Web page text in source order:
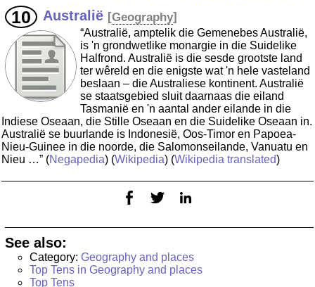
Australië [Geography]
“Australië, amptelik die Gemenebes Australië,
is 'n grondwetlike monargie in die Suidelike
Halfrond. Australië is die sesde grootste land
ter wêreld en die enigste wat 'n hele vasteland
beslaan – die Australiese kontinent. Australië
se staatsgebied sluit daarnaas die eiland
Tasmanië en 'n aantal ander eilande in die
Indiese Oseaan, die Stille Oseaan en die Suidelike Oseaan in.
Australië se buurlande is Indonesië, Oos-Timor en Papoea-
Nieu-Guinee in die noorde, die Salomonseilande, Vanuatu en
Nieu …” (Negapedia) (Wikipedia) (Wikipedia translated)
See also:
Category: Geography and places
Top Tens in Geography and places
Top Tens